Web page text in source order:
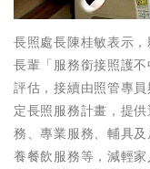
長照處長陳桂敏表示
長輩「服務銜接照護
評估，接續由照管專
定長照服務計畫，提
務、專業服務、輔具
養餐飲服務等，減輕